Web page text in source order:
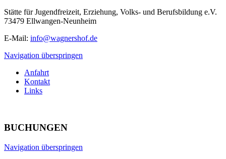
Stätte für Jugendfreizeit, Erziehung, Volks- und Berufsbildung e.V.
73479 Ellwangen-Neunheim
E-Mail: info@wagnershof.de
Navigation überspringen
Anfahrt
Kontakt
Links
BUCHUNGEN
Navigation überspringen